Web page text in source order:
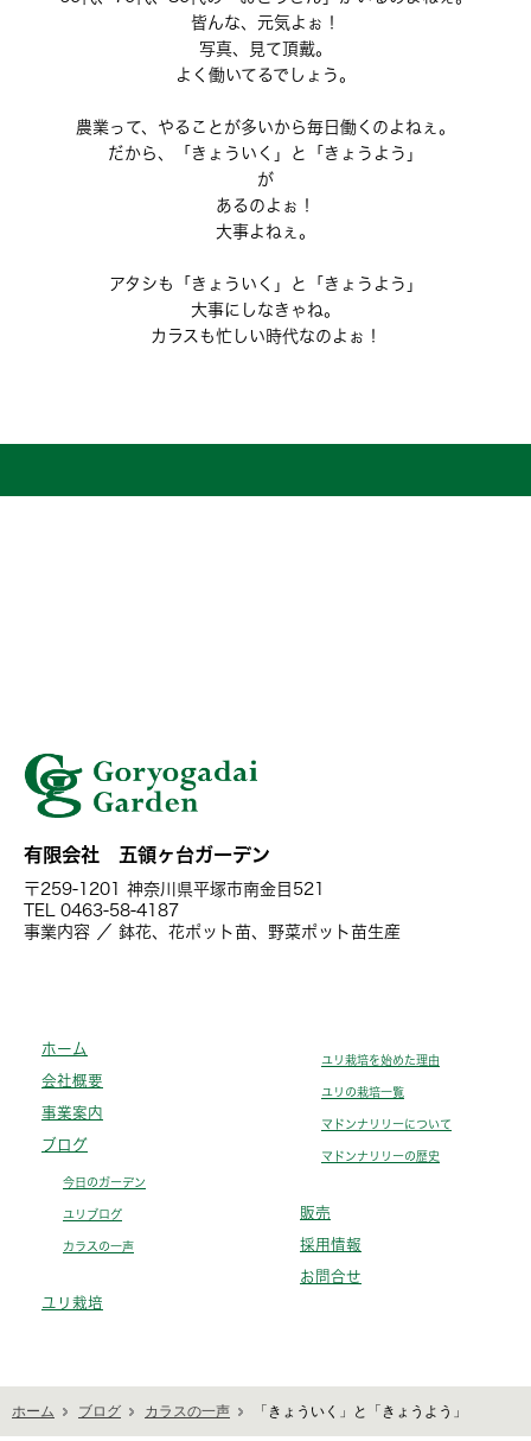
皆んな、元気よぉ！
写真、見て頂戴。
よく働いてるでしょう。
農業って、やることが多いから毎日働くのよねぇ。
だから、「きょういく」と「きょうよう」
が
あるのよぉ！
大事よねぇ。
アタシも「きょういく」と「きょうよう」
大事にしなきゃね。
カラスも忙しい時代なのよぉ！
有限会社 五領ヶ台ガーデン
〒259-1201 神奈川県平塚市南金目521
TEL 0463-58-4187
事業内容 ／ 鉢花、花ポット苗、野菜ポット苗生産
ホーム
会社概要
事業案内
ブログ
今日のガーデン
ユリブログ
カラスの一声
ユリ栽培
ユリ栽培を始めた理由
ユリの栽培一覧
マドンナリリーについて
マドンナリリーの歴史
販売
採用情報
お問合せ
ホーム ブログ カラスの一声 「きょういく」と「きょうよう」